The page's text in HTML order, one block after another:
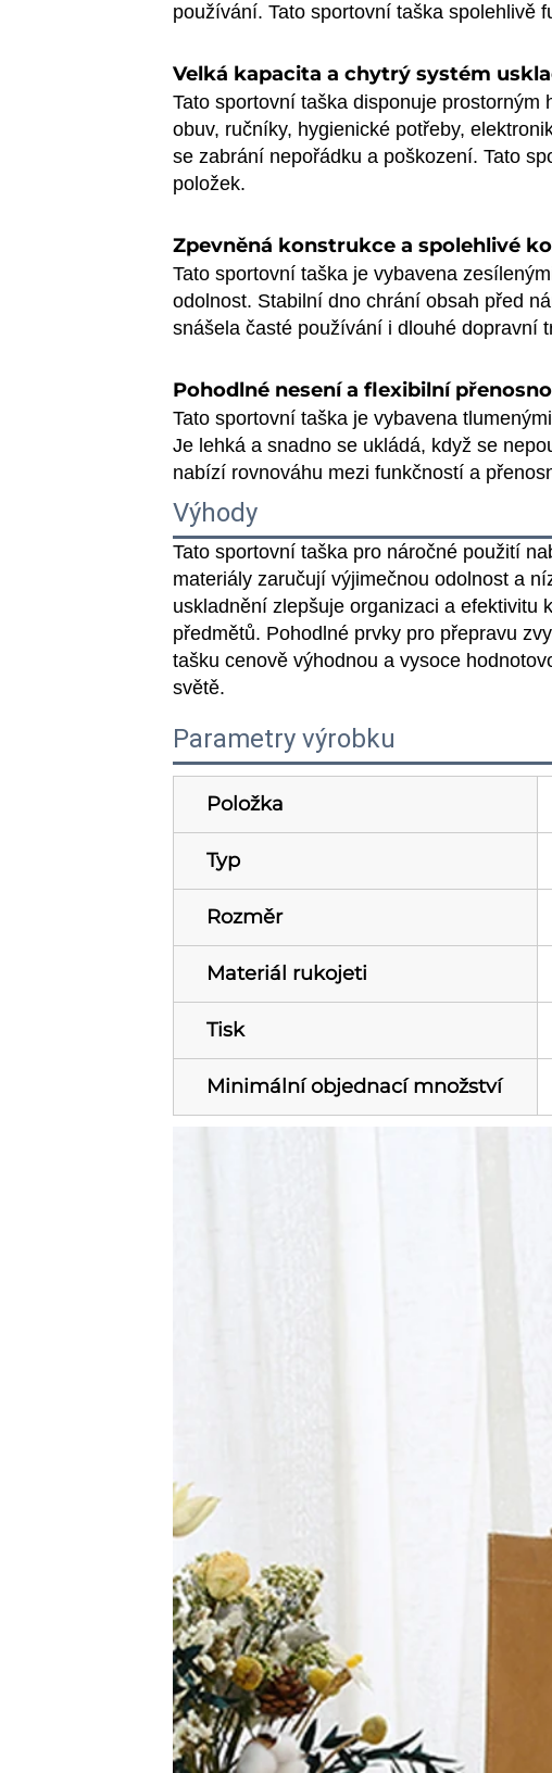
používání. Tato sportovní taška spolehlivě
Velká kapacita a chytrý systém
Tato sportovní taška disponuje
obuv, ručníky, hygienické potřeby,
se zabrání nepořádku a poškození. Tato
položek.
Zpevněná konstrukce a spolehlivé
Tato sportovní taška je vybavena
odolnost. Stabilní dno chrání obsah před
snášela časté používání i dlouhé dopravní
Pohodlné nesení a flexibilní
Tato sportovní taška je vybavena
Je lehká a snadno se ukládá, když se
nabízí rovnováhu mezi funkčností a
Výhody
Tato sportovní taška pro náročné použití
materiály zaručují výjimečnou odolnost a
uskladnění zlepšuje organizaci a efektivitu
předmětů. Pohodlné prvky pro přepravu
tašku cenově výhodnou a vysoce
světě.
Parametry výrobku
Položka
Typ
Rozměr
Materiál rukojeti
Tisk
Minimální objednací množství